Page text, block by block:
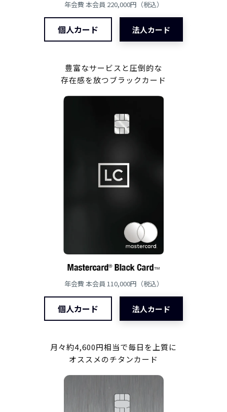
年会費 本会員 220,000円（税込）
個人カード 法人カード
豊富なサービスと圧倒的な
存在感を放つブラックカード
年会費 本会員 110,000円（税込）
個人カード 法人カード
月々約4,600円相当で毎日を上質に
オススメのチタンカード